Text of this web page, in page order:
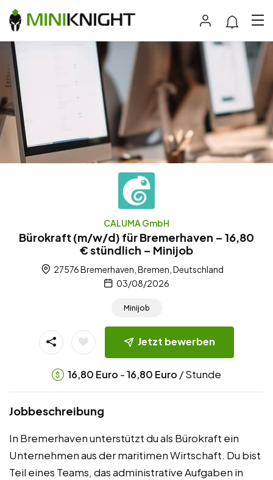
CALUMA GmbH
Bürokraft (m/w/d) für Bremerhaven – 16,80
€ stündlich – Minijob
27576 Bremerhaven, Bremen, Deutschland
03/08/2026
Minijob
Jetzt bewerben
16,80 Euro -16,80 Euro / Stunde
Jobbeschreibung
In Bremerhaven unterstützt du als Bürokraft ein
Unternehmen aus der maritimen Wirtschaft. Du bist
Teil eines Teams, das administrative Aufgaben in